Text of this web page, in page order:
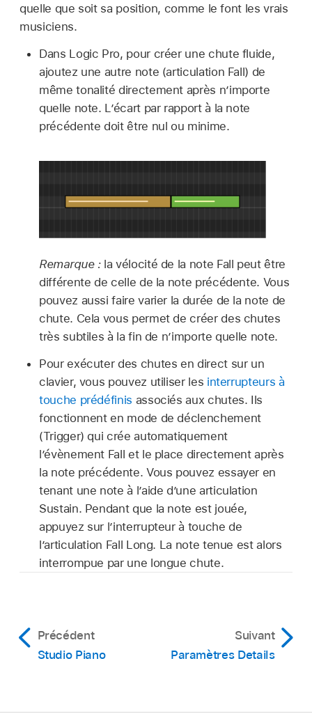
quelle que soit sa position, comme le font les vrais
musiciens.
Dans Logic Pro, pour créer une chute fluide,
ajoutez une autre note (articulation Fall) de
même tonalité directement après n’importe
quelle note. L’écart par rapport à la note
précédente doit être nul ou minime.
Remarque : la vélocité de la note Fall peut être
différente de celle de la note précédente. Vous
pouvez aussi faire varier la durée de la note de
chute. Cela vous permet de créer des chutes
très subtiles à la fin de n’importe quelle note.
Pour exécuter des chutes en direct sur un
clavier, vous pouvez utiliser les interrupteurs à
touche prédéfinis associés aux chutes. Ils
fonctionnent en mode de déclenchement
(Trigger) qui crée automatiquement
l’évènement Fall et le place directement après
la note précédente. Vous pouvez essayer en
tenant une note à l’aide d’une articulation
Sustain. Pendant que la note est jouée,
appuyez sur l’interrupteur à touche de
l’articulation Fall Long. La note tenue est alors
interrompue par une longue chute.
Précédent
Studio Piano
Suivant
Paramètres Details